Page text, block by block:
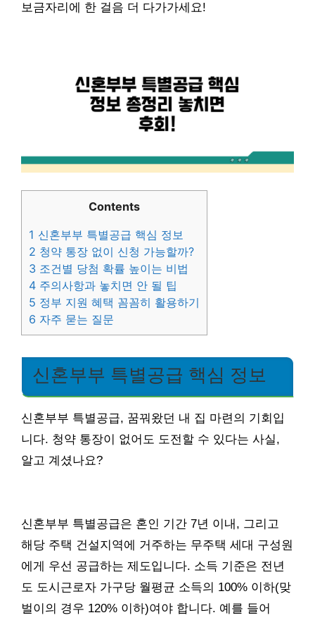
보금자리에 한 걸음 더 다가가세요!
Contents
1 신혼부부 특별공급 핵심 정보
2 청약 통장 없이 신청 가능할까?
3 조건별 당첨 확률 높이는 비법
4 주의사항과 놓치면 안 될 팁
5 정부 지원 혜택 꼼꼼히 활용하기
6 자주 묻는 질문
신혼부부 특별공급 핵심 정보
신혼부부 특별공급, 꿈꿔왔던 내 집 마련의 기회입
니다. 청약 통장이 없어도 도전할 수 있다는 사실,
알고 계셨나요?
신혼부부 특별공급은 혼인 기간 7년 이내, 그리고
해당 주택 건설지역에 거주하는 무주택 세대 구성원
에게 우선 공급하는 제도입니다. 소득 기준은 전년
도 도시근로자 가구당 월평균 소득의 100% 이하(맞
벌이의 경우 120% 이하)여야 합니다. 예를 들어